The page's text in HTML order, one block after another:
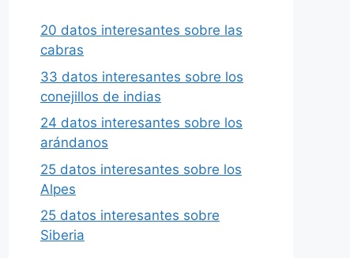
20 datos interesantes sobre las
cabras
33 datos interesantes sobre los
conejillos de indias
24 datos interesantes sobre los
arándanos
25 datos interesantes sobre los
Alpes
25 datos interesantes sobre
Siberia